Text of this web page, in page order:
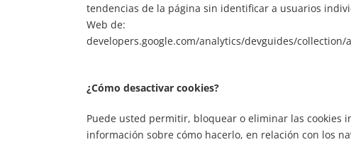
tendencias de la página sin identificar a usuarios
Web de:
developers.google.com/analytics/devguides/collection/
¿Cómo desactivar cookies?
Puede usted permitir, bloquear o eliminar las cookies
información sobre cómo hacerlo, en relación con los